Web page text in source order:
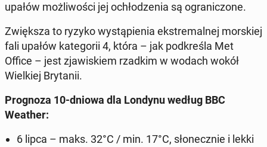
upałów moż­li­wo­ści jej ochło­dze­nia są ogra­ni­czo­ne.
Zwięk­sza to ryzyko wy­stą­pie­nia eks­tre­mal­nej mor­skiej
fali upałów ka­te­go­rii 4, która – jak pod­kre­śla Met
Office – jest zja­wi­skiem rzadkim w wodach wokół
Wiel­kiej Bry­ta­nii.
Pro­gno­za 10-dniowa dla Londynu według BBC
Weather:
6 lipca – maks. 32°C / min. 17°C, sło­necz­nie i lekki